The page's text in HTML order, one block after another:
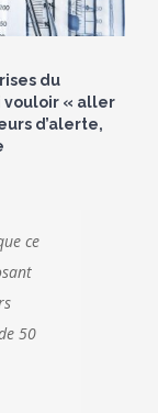
du
vouloir « aller
d’alerte,
ce
50